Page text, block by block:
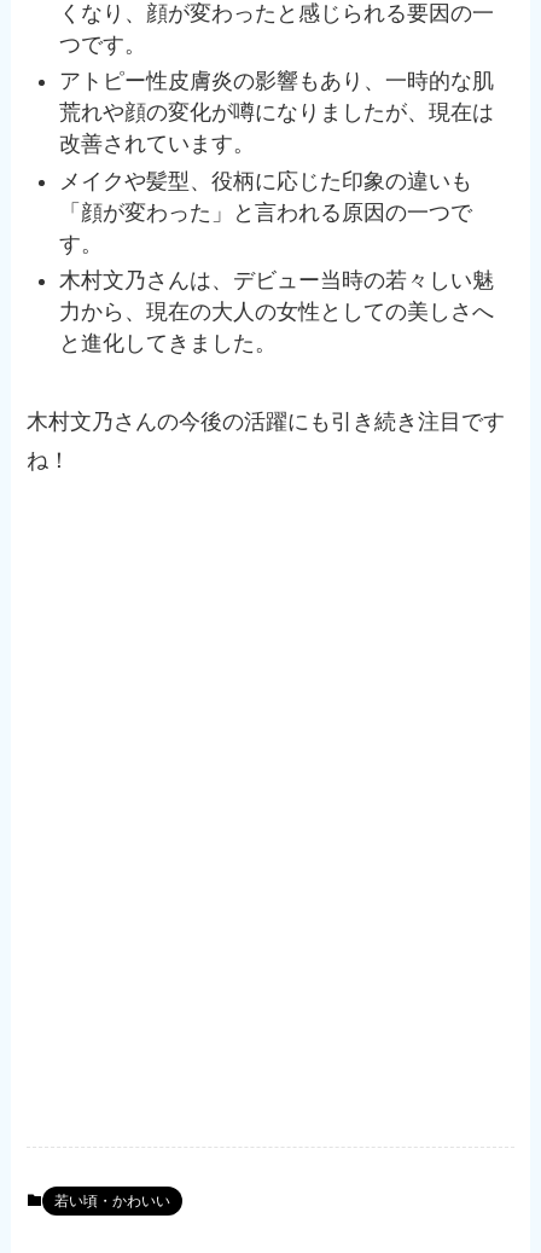
くなり、顔が変わったと感じられる要因の一
つです。
アトピー性皮膚炎の影響もあり、一時的な肌
荒れや顔の変化が噂になりましたが、現在は
改善されています。
メイクや髪型、役柄に応じた印象の違いも
「顔が変わった」と言われる原因の一つで
す。
木村文乃さんは、デビュー当時の若々しい魅
力から、現在の大人の女性としての美しさへ
と進化してきました。
木村文乃さんの今後の活躍にも引き続き注目です
ね！
若い頃・かわいい